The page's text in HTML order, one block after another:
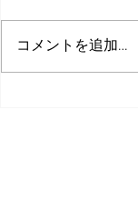
コメントを追加…